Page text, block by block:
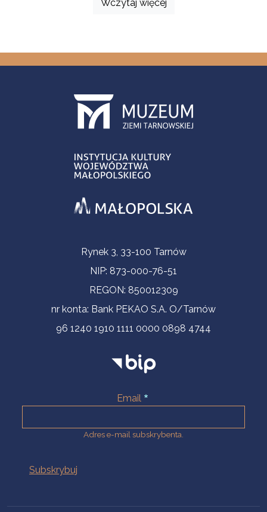
Wczytaj więcej
Informacje kontaktoweRynek 3, 33-100 Tarnów
NIP: 873-000-76-51
REGON: 850012309
nr konta: Bank PEKAO S.A. O/Tarnów
96 1240 1910 1111 0000 0898 4744
Email
Adres e-mail subskrybenta.